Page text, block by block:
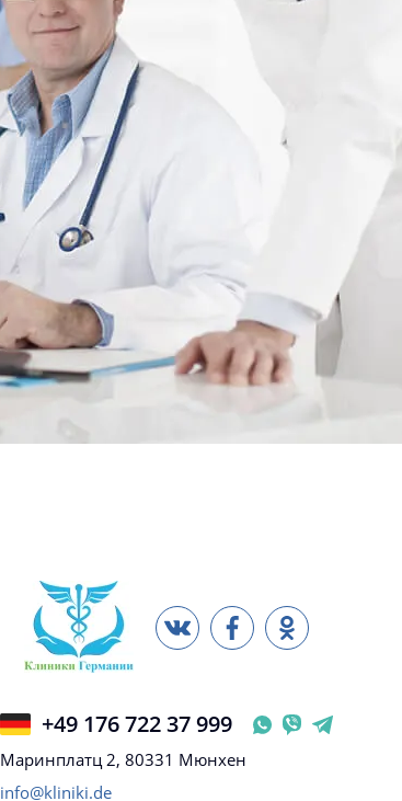
+49 176 722 37 999
Маринплатц 2, 80331 Мюнхен
info@kliniki.de